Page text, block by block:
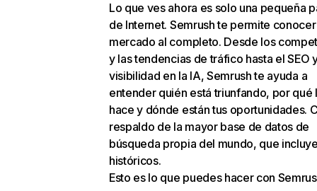
Lo que ves ahora es solo una pequeña
de Internet. Semrush te permite
mercado al completo. Desde los
y las tendencias de tráfico hasta el SEO
visibilidad en la IA, Semrush te ayuda a
entender quién está triunfando, por qué
hace y dónde están tus oportunidades.
respaldo de la mayor base de datos de
búsqueda propia del mundo, que
históricos.
Esto es lo que puedes hacer con